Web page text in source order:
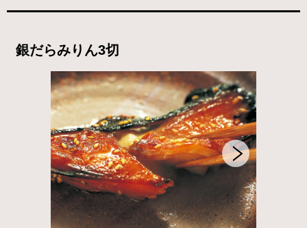
銀だらみりん3切